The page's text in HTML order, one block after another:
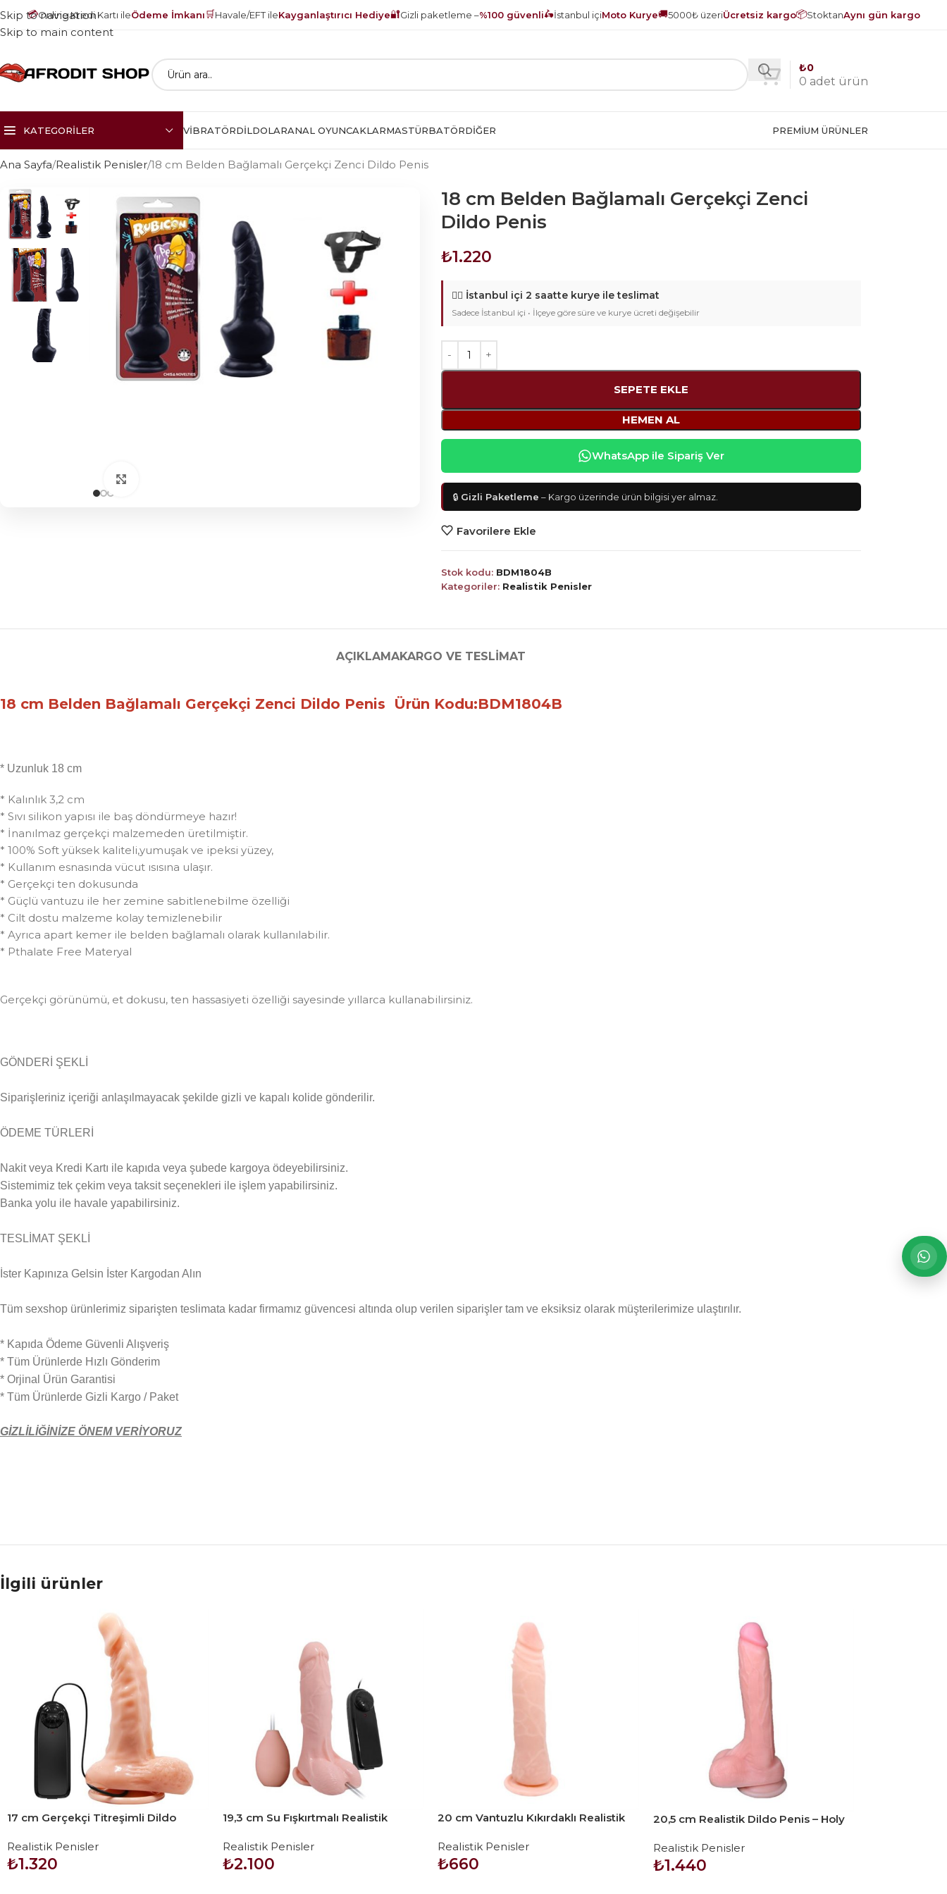
💳Online Kredi Kartı ileÖdeme İmkanı🛒Havale/EFT ileKayganlaştırıcı Hediye🔐Gizli paketleme –%100 güvenli🛵İstanbul içiMoto Kurye🚚5000₺ üzeriÜcretsiz kargo📦StoktanAynı gün kargo
Skip to navigation
Skip to main content
0 adet ürün
₺0
KATEGORILER VIBRATÖRDILDOLARANAL OYUNCAKLARMASTÜRBATÖRDIĞER PREMIUM ÜRÜNLER
Ana Sayfa Realistik Penisler 18 cm Belden Bağlamalı Gerçekçi Zenci Dildo Penis
18 cm Belden Bağlamalı Gerçekçi Zenci
Dildo Penis
₺1.220
🚴‍♂️ İstanbul içi 2 saatte kurye ile teslimat
Sadece İstanbul içi • İlçeye göre süre ve kurye ücreti değişebilir
SEPETE EKLE
HEMEN AL
WhatsApp ile Sipariş Ver
🔒 Gizli Paketleme – Kargo üzerinde ürün bilgisi yer almaz.
Favorilere Ekle
Stok kodu: BDM1804B
Kategoriler: Realistik Penisler
AÇIKLAMAKARGO VE TESLIMAT
18 cm Belden Bağlamalı Gerçekçi Zenci Dildo Penis Ürün Kodu:BDM1804B
* Uzunluk 18 cm
* Kalınlık 3,2 cm
* Sıvı silikon yapısı ile baş döndürmeye hazır!
* İnanılmaz gerçekçi malzemeden üretilmiştir.
* 100% Soft yüksek kaliteli,yumuşak ve ipeksi yüzey,
* Kullanım esnasında vücut ısısına ulaşır.
* Gerçekçi ten dokusunda
* Güçlü vantuzu ile her zemine sabitlenebilme özelliği
* Cilt dostu malzeme kolay temizlenebilir
* Ayrıca apart kemer ile belden bağlamalı olarak kullanılabilir.
* Pthalate Free Materyal
Gerçekçi görünümü, et dokusu, ten hassasiyeti özelliği sayesinde yıllarca kullanabilirsiniz.
GÖNDERİ ŞEKLİ
Siparişleriniz içeriği anlaşılmayacak şekilde gizli ve kapalı kolide gönderilir.
ÖDEME TÜRLERİ
Nakit veya Kredi Kartı ile kapıda veya şubede kargoya ödeyebilirsiniz.
Sistemimiz tek çekim veya taksit seçenekleri ile işlem yapabilirsiniz.
Banka yolu ile havale yapabilirsiniz.
TESLİMAT ŞEKLİ
İster Kapınıza Gelsin İster Kargodan Alın
Tüm sexshop ürünlerimiz siparişten teslimata kadar firmamız güvencesi altında olup verilen siparişler tam ve eksiksiz olarak müşterilerimize ulaştırılır.
* Kapıda Ödeme Güvenli Alışveriş
* Tüm Ürünlerde Hızlı Gönderim
* Orjinal Ürün Garantisi
* Tüm Ürünlerde Gizli Kargo / Paket
GİZLİLİĞİNİZE ÖNEM VERİYORUZ
İlgili ürünler
17 cm Gerçekçi Titreşimli Dildo
Realistik Penisler
₺1.320
19,3 cm Su Fışkırtmalı Realistik
Mastürbatör
Realistik Penisler
₺2.100
20 cm Vantuzlu Kıkırdaklı Realistik
Realistik Penisler
₺660
20,5 cm Realistik Dildo Penis – Holy
Realistik Penisler
₺1.440